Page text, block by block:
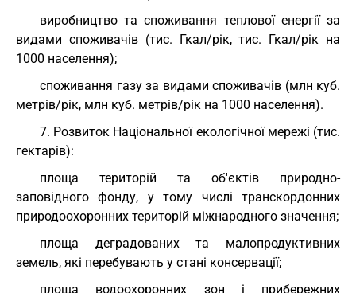
виробництво та споживання теплової енергії за
видами споживачів (тис. Гкал/рік, тис. Гкал/рік на
1000 населення);
споживання газу за видами споживачів (млн куб.
метрів/рік, млн куб. метрів/рік на 1000 населення).
7. Розвиток Національної екологічної мережі (тис.
гектарів):
площа територій та об'єктів природно-
заповідного фонду, у тому числі транскордонних
природоохоронних територій міжнародного значення;
площа деградованих та малопродуктивних
земель, які перебувають у стані консервації;
площа водоохоронних зон і прибережних